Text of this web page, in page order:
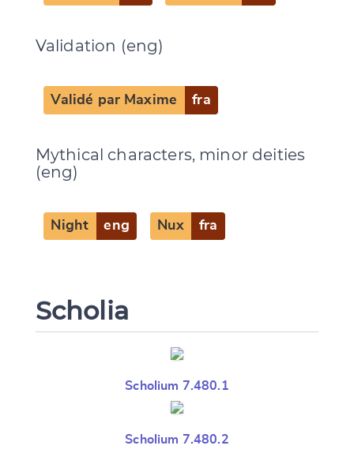
Validation (eng)
Validé par Maxime fra
Mythical characters, minor deities
(eng)
Night eng Nux fra
Scholia
Scholium 7.480.1
Scholium 7.480.2